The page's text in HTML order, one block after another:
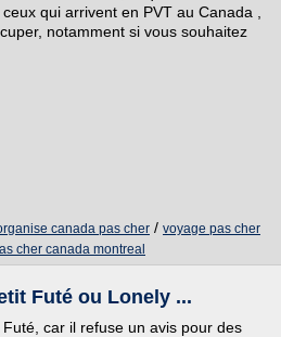
qui arrivent en PVT au Canada ,
notamment si vous souhaitez
canada pas cher / voyage pas cher
cher canada montreal
Futé ou Lonely ...
car il refuse un avis pour des